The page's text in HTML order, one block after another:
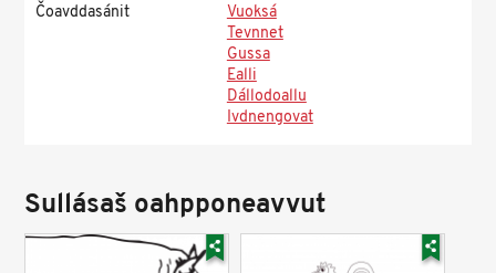
Čoavddasánit
Vuoksá
Tevnnet
Gussa
Ealli
Dállodoallu
Ivdnengovat
Sullásaš oahpponeavvut